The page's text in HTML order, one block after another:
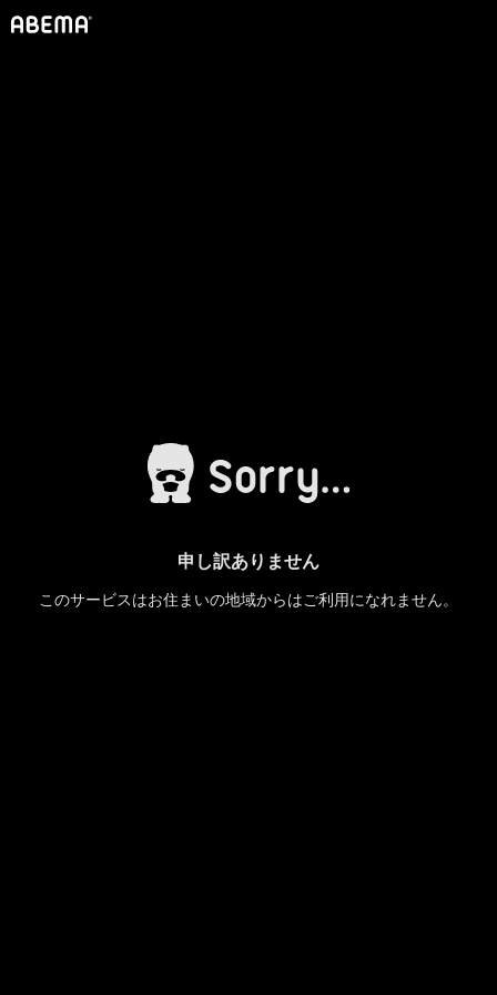
申し訳ありません
このサービスはお住まいの地域からはご利用になれません。